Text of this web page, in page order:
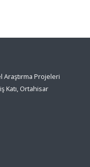
Araştırma Projeleri
Katı, Ortahisar